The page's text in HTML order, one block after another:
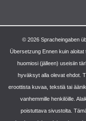
© 2026 Spracheingaben
Übersetzung Ennen kuin
huomiosi (jälleen) useisiin
hyväksyt alla olevat ehdot.
eroottista kuvaa, tekstiä tai
vanhemmille henkilöille.
poistuttava sivustolta.